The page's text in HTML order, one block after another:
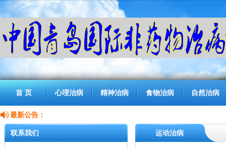
首 页 心理治病 精神治病 食物治病 自然治病
最新公告：
联系我们 运动治病